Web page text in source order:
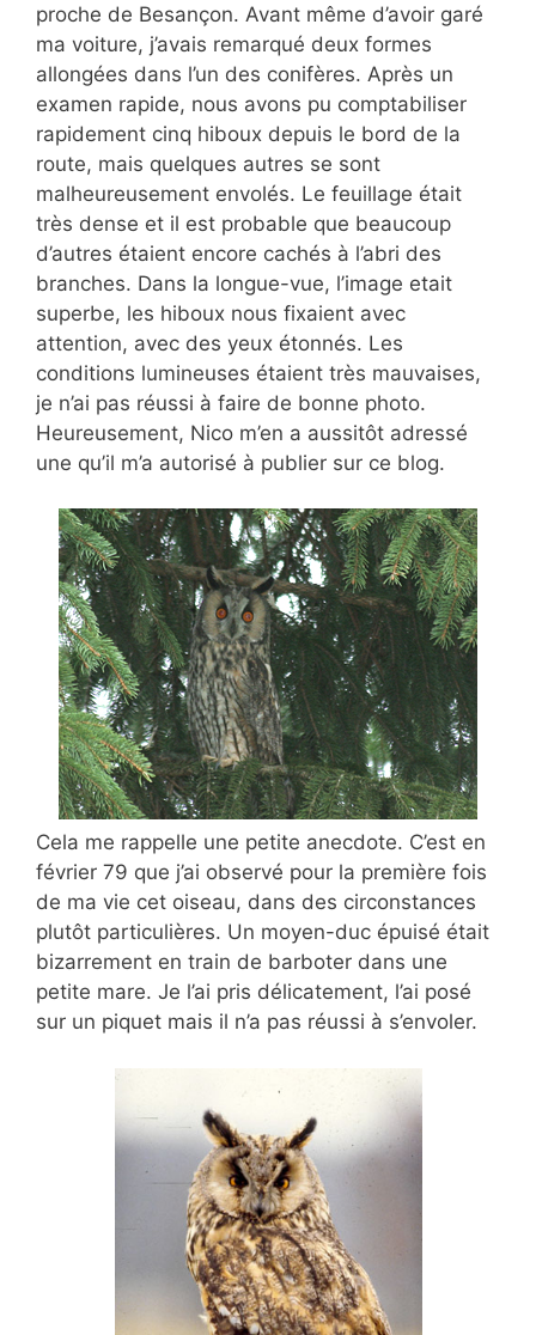
proche de Besançon. Avant même d’avoir garé
ma voiture, j’avais remarqué deux formes
allongées dans l’un des conifères. Après un
examen rapide, nous avons pu comptabiliser
rapidement cinq hiboux depuis le bord de la
route, mais quelques autres se sont
malheureusement envolés. Le feuillage était
très dense et il est probable que beaucoup
d’autres étaient encore cachés à l’abri des
branches. Dans la longue-vue, l’image etait
superbe, les hiboux nous fixaient avec
attention, avec des yeux étonnés. Les
conditions lumineuses étaient très mauvaises,
je n’ai pas réussi à faire de bonne photo.
Heureusement, Nico m’en a aussitôt adressé
une qu’il m’a autorisé à publier sur ce blog.
Cela me rappelle une petite anecdote. C’est en
février 79 que j’ai observé pour la première fois
de ma vie cet oiseau, dans des circonstances
plutôt particulières. Un moyen-duc épuisé était
bizarrement en train de barboter dans une
petite mare. Je l’ai pris délicatement, l’ai posé
sur un piquet mais il n’a pas réussi à s’envoler.